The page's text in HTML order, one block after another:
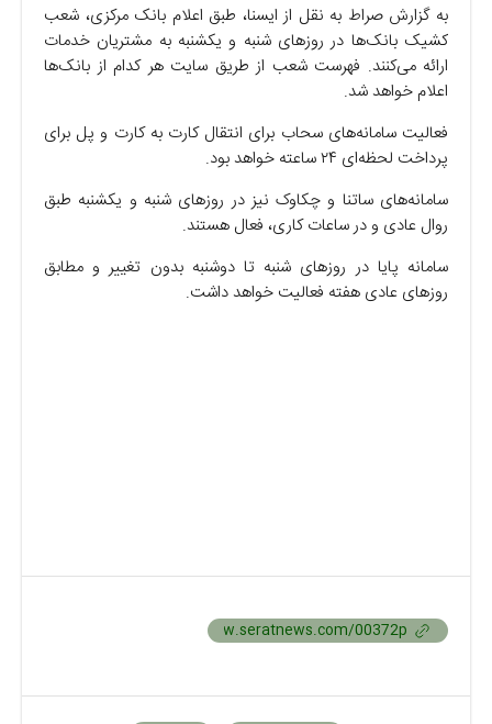
به گزارش صراط به نقل از ایسنا، طبق اعلام بانک مرکزی، شعب
کشیک بانک‌ها در روزهای شنبه و یکشنبه به مشتریان خدمات
ارائه می‌کنند. فهرست شعب از طریق سایت هر کدام از بانک‌ها
اعلام خواهد شد.
فعالیت سامانه‌های سحاب برای انتقال کارت به کارت و پل برای
پرداخت لحظه‌ای ۲۴ ساعته خواهد بود.
سامانه‌های ساتنا و چکاوک نیز در روزهای شنبه و یکشنبه طبق
روال عادی و در ساعات کاری، فعال هستند.
سامانه پایا در روزهای شنبه تا دوشنبه بدون تغییر و مطابق
روزهای عادی هفته فعالیت خواهد داشت.